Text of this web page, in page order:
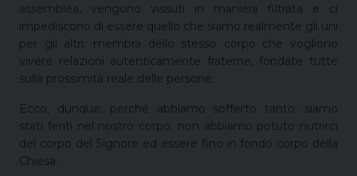
assemblea, vengono vissuti in maniera filtrata e ci
impediscono di essere quello che siamo realmente gli uni
per gli altri: membra dello stesso corpo che vogliono
vivere relazioni autenticamente fraterne, fondate tutte
sulla prossimità reale delle persone.
Ecco, dunque, perché abbiamo sofferto tanto: siamo
stati feriti nel nostro corpo; non abbiamo potuto nutrirci
del corpo del Signore ed essere fino in fondo corpo della
Chiesa.